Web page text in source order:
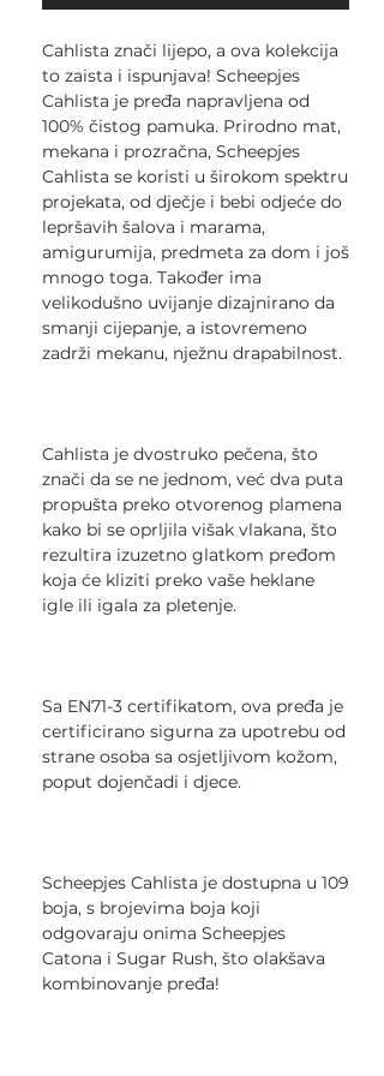
Cahlista znači lijepo, a ova kolekcija
to zaista i ispunjava! Scheepjes
Cahlista je pređa napravljena od
100% čistog pamuka. Prirodno mat,
mekana i prozračna, Scheepjes
Cahlista se koristi u širokom spektru
projekata, od dječje i bebi odjeće do
lepršavih šalova i marama,
amigurumija, predmeta za dom i još
mnogo toga. Također ima
velikodušno uvijanje dizajnirano da
smanji cijepanje, a istovremeno
zadrži mekanu, nježnu drapabilnost.
Cahlista je dvostruko pečena, što
znači da se ne jednom, već dva puta
propušta preko otvorenog plamena
kako bi se oprljila višak vlakana, što
rezultira izuzetno glatkom pređom
koja će kliziti preko vaše heklane
igle ili igala za pletenje.
Sa EN71-3 certifikatom, ova pređa je
certificirano sigurna za upotrebu od
strane osoba sa osjetljivom kožom,
poput dojenčadi i djece.
Scheepjes Cahlista je dostupna u 109
boja, s brojevima boja koji
odgovaraju onima Scheepjes
Catona i Sugar Rush, što olakšava
kombinovanje pređa!